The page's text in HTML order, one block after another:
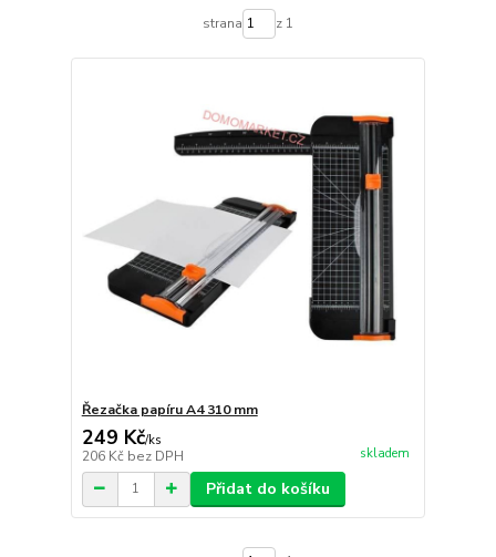
strana z 1
Řezačka papíru A4 310 mm
249 Kč/ks
206 Kč bez DPH skladem
Přidat do košíku